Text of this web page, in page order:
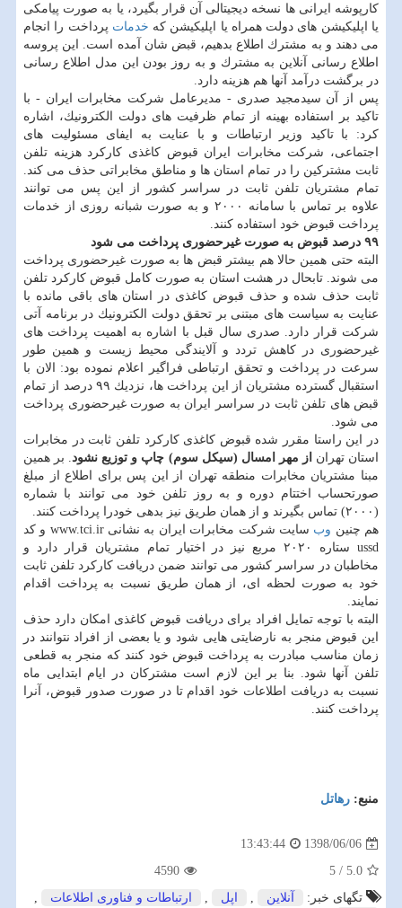
كارپوشه ایرانی ها نسخه دیجیتالی آن قرار بگیرد، یا به صورت پیامكی
یا اپلیكیشن های دولت همراه یا اپلیكیشن كه خدمات پرداخت را انجام
می دهند و به مشترك اطلاع بدهیم، قبض شان آمده است. این پروسه
اطلاع رسانی آنلاین به مشترك و به روز بودن این مدل اطلاع رسانی
در برگشت درآمد آنها هم هزینه دارد.
پس از آن سیدمجید صدری - مدیرعامل شركت مخابرات ایران - با
تاكید بر استفاده بهینه از تمام ظرفیت های دولت الكترونیك، اشاره
كرد: با تاكید وزیر ارتباطات و با عنایت به ایفای مسئولیت های
اجتماعی، شركت مخابرات ایران قبوض كاغذی كاركرد هزینه تلفن
ثابت مشتركین را در تمام استان ها و مناطق مخابراتی حذف می كند.
تمام مشتریان تلفن ثابت در سراسر كشور از این پس می توانند
علاوه بر تماس با سامانه ۲۰۰۰ و به صورت شبانه روزی از خدمات
پرداخت قبوض خود استفاده كنند.
۹۹ درصد قبوض به صورت غیرحضوری پرداخت می شود
البته حتی همین حالا هم بیشتر قبض ها به صورت غیرحضوری پرداخت
می شوند. تابحال در هشت استان به صورت كامل قبوض كاركرد تلفن
ثابت حذف شده و حذف قبوض كاغذی در استان های باقی مانده با
عنایت به سیاست های مبتنی بر تحقق دولت الكترونیك در برنامه آتی
شركت قرار دارد. صدری سال قبل با اشاره به اهمیت پرداخت های
غیرحضوری در كاهش تردد و آلایندگی محیط زیست و همین طور
سرعت در پرداخت و تحقق ارتباطی فراگیر اعلام نموده بود: الان با
استقبال گسترده مشتریان از این پرداخت ها، نزدیك ۹۹ درصد از تمام
قبض های تلفن ثابت در سراسر ایران به صورت غیرحضوری پرداخت
می شود.
در این راستا مقرر شده قبوض كاغذی كاركرد تلفن ثابت در مخابرات
استان تهران از مهر امسال (سیكل سوم) چاپ و توزیع نشود. بر همین
مبنا مشتریان مخابرات منطقه تهران از این پس برای اطلاع از مبلغ
صورتحساب اختتام دوره و به روز تلفن خود می توانند با شماره
(۲۰۰۰) تماس بگیرند و از همان طریق نیز بدهی خودرا پرداخت كنند.
هم چنین وب
سایت شركت مخابرات ایران به نشانی www.tci.ir و كد
ussd ستاره ۲۰۲۰ مربع نیز در اختیار تمام مشتریان قرار دارد و
مخاطبان در سراسر كشور می توانند ضمن دریافت كاركرد تلفن ثابت
خود به صورت لحظه ای، از همان طریق نسبت به پرداخت اقدام
نمایند.
البته با توجه تمایل افراد برای دریافت قبوض كاغذی امكان دارد حذف
این قبوض منجر به نارضایتی هایی شود و یا بعضی از افراد نتوانند در
زمان مناسب مبادرت به پرداخت قبوض خود كنند كه منجر به قطعی
تلفن آنها شود. بنا بر این لازم است مشتركان در ایام ابتدایی ماه
نسبت به دریافت اطلاعات خود اقدام تا در صورت صدور قبوض، آنرا
پرداخت كنند.
منبع: رهاتل
1398/06/06
13:43:44
5.0
/
5
4590
تگهای خبر:
آنلاین , اپل , ارتباطات و فناوری اطلاعات
,